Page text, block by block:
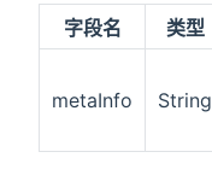
字段名 类型
metaInfo String